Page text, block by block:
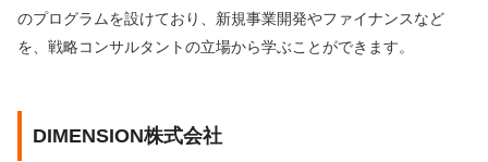
のプログラムを設けており、新規事業開発やファイナンスなど
を、戦略コンサルタントの立場から学ぶことができます。
DIMENSION株式会社